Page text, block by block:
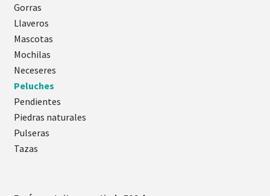
Gorras
Llaveros
Mascotas
Mochilas
Neceseres
Peluches
Pendientes
Piedras naturales
Pulseras
Tazas